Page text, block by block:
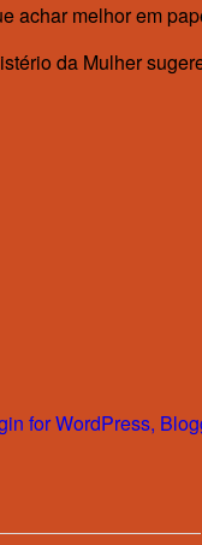
achar melhor em
da Mulher